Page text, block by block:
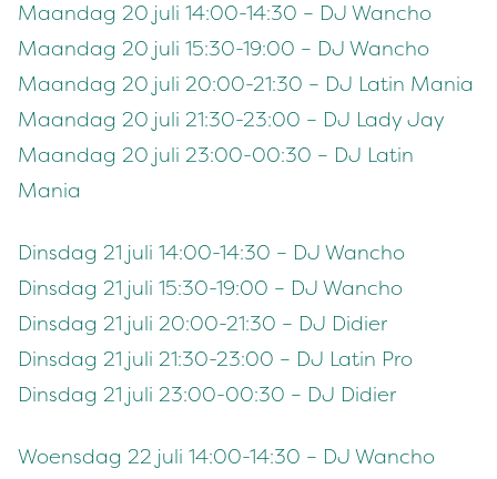
Maandag 20 juli 14:00-14:30 – DJ Wancho
Maandag 20 juli 15:30-19:00 – DJ Wancho
Maandag 20 juli 20:00-21:30 – DJ Latin Mania
Maandag 20 juli 21:30-23:00 – DJ Lady Jay
Maandag 20 juli 23:00-00:30 – DJ Latin
Mania
Dinsdag 21 juli 14:00-14:30 – DJ Wancho
Dinsdag 21 juli 15:30-19:00 – DJ Wancho
Dinsdag 21 juli 20:00-21:30 – DJ Didier
Dinsdag 21 juli 21:30-23:00 – DJ Latin Pro
Dinsdag 21 juli 23:00-00:30 – DJ Didier
Woensdag 22 juli 14:00-14:30 – DJ Wancho